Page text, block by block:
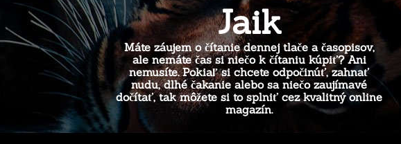
Jaik
Máte záujem o čítanie dennej tlače a časopisov,
ale nemáte čas si niečo k čítaniu kúpiť? Ani
nemusíte. Pokiaľ si chcete odpočinúť, zahnať
nudu, dlhé čakanie alebo sa niečo zaujímavé
dočítať, tak môžete si to splniť cez kvalitný online
magazín.